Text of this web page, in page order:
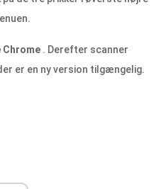
Chrome . Derefter scanner
er en ny version tilgængelig.